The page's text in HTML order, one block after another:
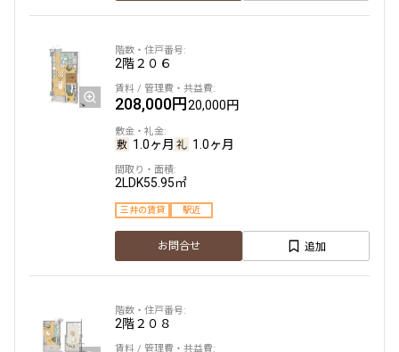
2階２０６
208,000円20,000円
1.0ヶ月 1.0ヶ月
2LDK55.95㎡
三井の賃貸 駅近
お問合せ 追加
2階２０８